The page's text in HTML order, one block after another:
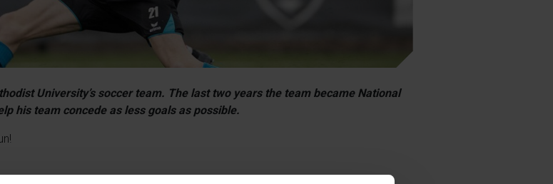
University’s soccer team. The last two years the team became National
his team concede as less goals as possible.